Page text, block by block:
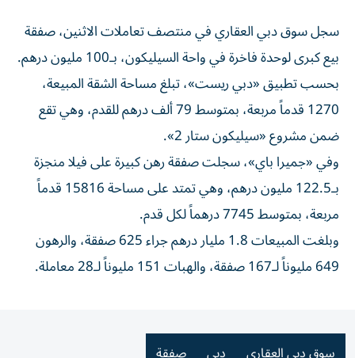
سجل سوق دبي العقاري في منتصف تعاملات الاثنين، صفقة
بيع كبرى لوحدة فاخرة في واحة السيليكون، بـ100 مليون درهم.
بحسب تطبيق «دبي ريست»، تبلغ مساحة الشقة المبيعة،
1270 قدماً مربعة، بمتوسط 79 ألف درهم للقدم، وهي تقع
ضمن مشروع «سيليكون ستار 2».
وفي «جميرا باي»، سجلت صفقة رهن كبيرة على فيلا منجزة
بـ122.5 مليون درهم، وهي تمتد على مساحة 15816 قدماً
مربعة، بمتوسط 7745 درهماً لكل قدم.
وبلغت المبيعات 1.8 مليار درهم جراء 625 صفقة، والرهون
649 مليوناً لـ167 صفقة، والهبات 151 مليوناً لـ28 معاملة.